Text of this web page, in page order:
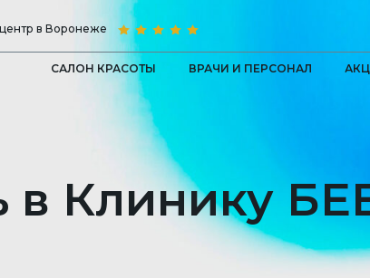
САЛОН КРАСОТЫ ВРАЧИ И ПЕРСОНАЛ
в Воронеже
в Клинику